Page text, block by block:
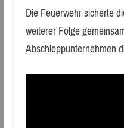
Die Feuerwehr sicherte
weiterer Folge
Abschleppunternehmen